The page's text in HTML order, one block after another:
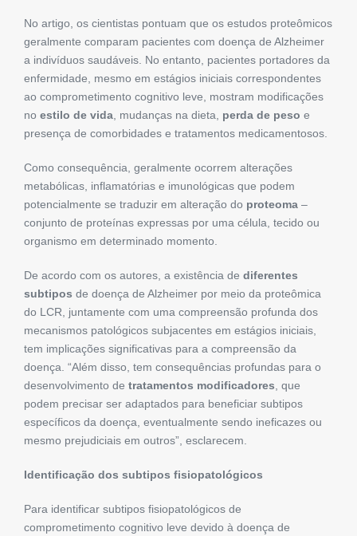
No artigo, os cientistas pontuam que os estudos proteômicos
geralmente comparam pacientes com doença de Alzheimer
a indivíduos saudáveis. No entanto, pacientes portadores da
enfermidade, mesmo em estágios iniciais correspondentes
ao comprometimento cognitivo leve, mostram modificações
no estilo de vida, mudanças na dieta, perda de peso e
presença de comorbidades e tratamentos medicamentosos.
Como consequência, geralmente ocorrem alterações
metabólicas, inflamatórias e imunológicas que podem
potencialmente se traduzir em alteração do proteoma –
conjunto de proteínas expressas por uma célula, tecido ou
organismo em determinado momento.
De acordo com os autores, a existência de diferentes
subtipos de doença de Alzheimer por meio da proteômica
do LCR, juntamente com uma compreensão profunda dos
mecanismos patológicos subjacentes em estágios iniciais,
tem implicações significativas para a compreensão da
doença. “Além disso, tem consequências profundas para o
desenvolvimento de tratamentos modificadores, que
podem precisar ser adaptados para beneficiar subtipos
específicos da doença, eventualmente sendo ineficazes ou
mesmo prejudiciais em outros”, esclarecem.
Identificação dos subtipos fisiopatológicos
Para identificar subtipos fisiopatológicos de
comprometimento cognitivo leve devido à doença de